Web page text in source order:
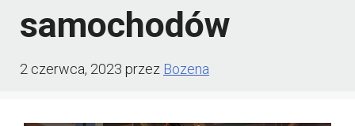
samochodów
2 czerwca, 2023 przez Bozena